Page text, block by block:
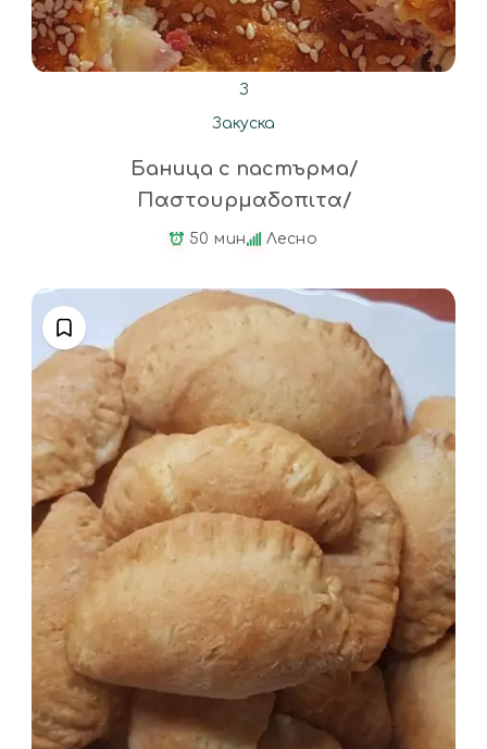
З
Закуска
Баница с пастърма/
Παστουρμαδοπιτα/
50 мин Лесно